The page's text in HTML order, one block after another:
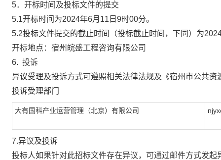
5．开标时间及投标文件的提交
5.1开标时间为2024年6月11日9时00分。
5.2投标文件提交的截止时间（投标截止时间，下同）为
开标地点：宿州皖盛工程咨询有限公司
6. 投诉
异议受理及投诉方式可遵照相关法律法规及《宿州市公共
投诉受理部门
大有国科产业运营管理（北京）有限公司
7.异议及投诉
投标人如果针对此招标文件存在异议， 可通过邮件方式发起